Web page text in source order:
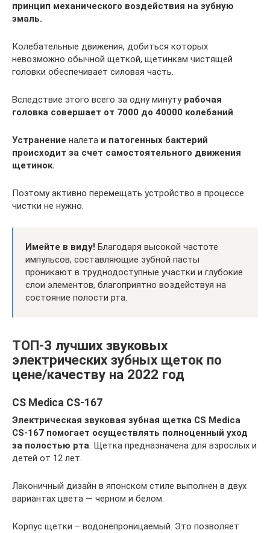
принцип механического воздействия на зубную
эмаль.
Колебательные движения, добиться которых
невозможно обычной щеткой, щетинкам чистящей
головки обеспечивает силовая часть.
Вследствие этого всего за одну минуту рабочая
головка совершает от 7000 до 40000 колебаний.
Устранение налета и патогенных бактерий
происходит за счет самостоятельного движения
щетинок.
Поэтому активно перемещать устройство в процессе
чистки не нужно.
Имейте в виду! Благодаря высокой частоте
импульсов, составляющие зубной пасты
проникают в труднодоступные участки и глубокие
слои элементов, благоприятно воздействуя на
состояние полости рта.
ТОП-3 лучших звуковых
электрических зубных щеток по
цене/качеству на 2022 год
CS Medica CS-167
Электрическая звуковая зубная щетка CS Medica
CS-167 помогает осуществлять полноценный уход
за полостью рта. Щетка предназначена для взрослых и
детей от 12 лет.
Лаконичный дизайн в японском стиле выполнен в двух
вариантах цвета — черном и белом.
Корпус щетки – водонепроницаемый. Это позволяет